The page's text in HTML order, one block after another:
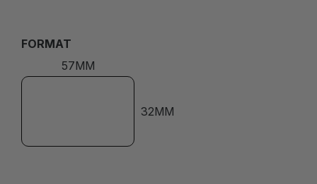
FORMAT
57MM
32MM